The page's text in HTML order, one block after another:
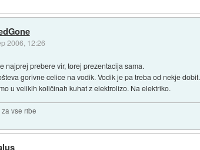
2006, 12:26
najprej prebere vir, torej prezentacija sama.
gorivne celice na vodik. Vodik je pa treba od nekje dobit.
u velikih količinah kuhat z elektrolizo. Na elektriko.
vse ribe